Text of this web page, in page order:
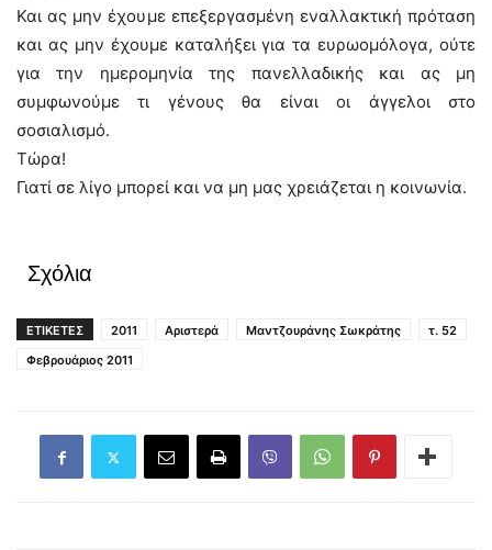
Και ας μην έχουμε επεξεργασμένη εναλλακτική πρόταση
και ας μην έχουμε καταλήξει για τα ευρωομόλογα, ούτε
για την ημερομηνία της πανελλαδικής και ας μη
συμφωνούμε τι γένους θα είναι οι άγγελοι στο
σοσιαλισμό.
Τώρα!
Γιατί σε λίγο μπορεί και να μη μας χρειάζεται η κοινωνία.
Σχόλια
ΕΤΙΚΕΤΕΣ 2011 Αριστερά Μαντζουράνης Σωκράτης
τ. 52
Φεβρουάριος 2011